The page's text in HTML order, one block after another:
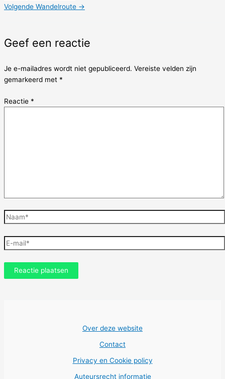
Volgende Wandelroute →
Geef een reactie
Je e-mailadres wordt niet gepubliceerd. Vereiste velden zijn
gemarkeerd met *
Reactie *
Naam*
E-
mail*
Over deze website
Contact
Privacy en Cookie policy
Auteursrecht informatie